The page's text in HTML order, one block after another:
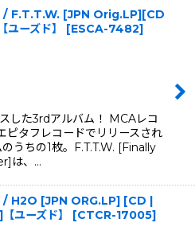
/ F.T.T.W. [JPN Orig.LP][CD
ーズド】
[ESCA-7482]
した3rdアルバム！ MCAレコ
ピタフレコードでリリースされ
うちの1枚。F.T.T.W. [Finally
は、…
/ H2O [JPN ORG.LP] [CD |
ーズド】
[CTCR-17005]